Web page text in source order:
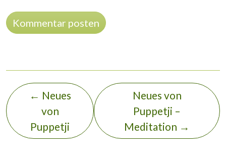
← Neues
von
Puppetji
Neues von
Puppetji –
Meditation →